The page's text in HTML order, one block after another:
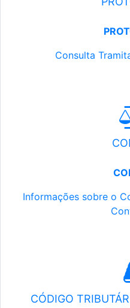
Consulta
Informações sobre o
CÓDIGO